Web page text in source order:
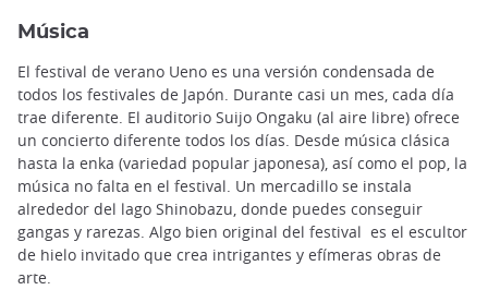
Música
El festival de verano Ueno es una versión condensada de
todos los festivales de Japón. Durante casi un mes, cada día
trae diferente. El auditorio Suijo Ongaku (al aire libre) ofrece
un concierto diferente todos los días. Desde música clásica
hasta la enka (variedad popular japonesa), así como el pop, la
música no falta en el festival. Un mercadillo se instala
alrededor del lago Shinobazu, donde puedes conseguir
gangas y rarezas. Algo bien original del festival es el escultor
de hielo invitado que crea intrigantes y efímeras obras de
arte.